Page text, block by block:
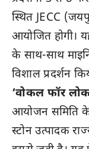
स्थित JECC
आयोजित होगी।
के साथ-साथ
विशाल प्रदर्शन
‘वोकल फॉर
आयोजन समिति
स्टोन उत्पादक